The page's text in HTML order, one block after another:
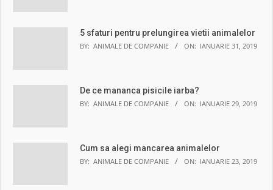
5 sfaturi pentru prelungirea vietii animalelor
BY: ANIMALE DE COMPANIE ON: IANUARIE 31, 2019
De ce mananca pisicile iarba?
BY: ANIMALE DE COMPANIE ON: IANUARIE 29, 2019
Cum sa alegi mancarea animalelor
BY: ANIMALE DE COMPANIE ON: IANUARIE 23, 2019